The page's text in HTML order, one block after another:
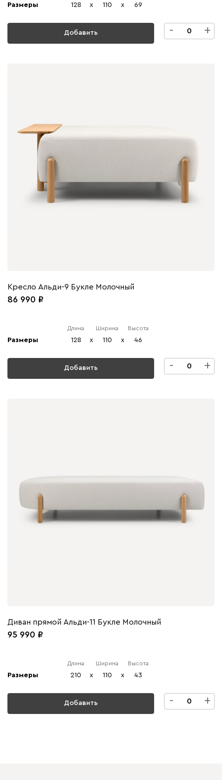
Размеры 128 x 110 x 69
Добавить - +
Кресло Альди-9 Букле Молочный
86 990
Размеры
Длина
128 x
Ширина
110 x
Высота
46
Добавить - +
Диван прямой Альди-11 Букле Молочный
95 990
Размеры
Длина
210 x
Ширина
110 x
Высота
43
Добавить - +